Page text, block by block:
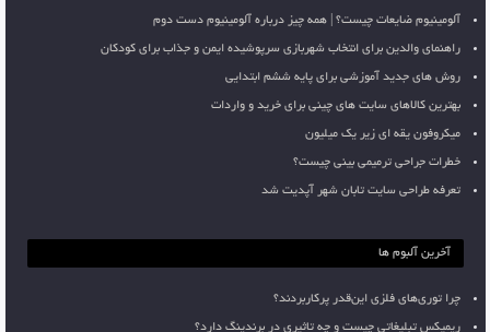
آلومینیوم ضایعات چیست؟ | همه چیز درباره آلومینیوم دست دوم
راهنمای والدین برای انتخاب شهربازی سرپوشیده ایمن و جذاب برای کودکان
روش های جدید آموزشی برای پایه ششم ابتدایی
بهترین کالاهای سایت های چینی برای خرید و واردات
میکروفون یقه ای زیر یک میلیون
خطرات جراحی ترمیمی بینی چیست؟
تعرفه طراحی سایت تابان شهر آپدیت شد
آخرین آلبوم ها
چرا توری‌های فلزی این‌قدر پرکاربردند؟
ریمیکس تبلیغاتی چیست و چه تاثیری در برندینگ دارد؟